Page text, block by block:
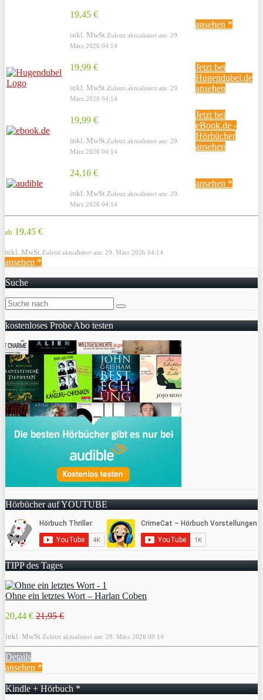
19,45 €
inkl. MwSt. Zuletzt aktualisiert am: 29.
März 2026 04:14
ansehen *
19,99 €
inkl. MwSt. Zuletzt aktualisiert am: 29.
März 2026 04:14
Jetzt bei
Hugendubel.de
ansehen
19,99 €
inkl. MwSt. Zuletzt aktualisiert am: 29.
März 2026 04:14
Jetzt bei
eBook.de -
Hörbücher
ansehen
24,16 €
inkl. MwSt. Zuletzt aktualisiert am: 29.
März 2026 04:14
ansehen *
ab 19,45 €
inkl. MwSt. Zuletzt aktualisiert am: 29. März 2026 04:14
ansehen *
Suche
kostenloses Probe Abo testen
Hörbücher auf YOUTUBE
TIPP des Tages
Ohne ein letztes Wort – Harlan Coben
20,44 € 21,95 €
inkl. MwSt. Zuletzt aktualisiert am: 29. März 2026 09:14
Details
ansehen *
Kindle + Hörbuch *